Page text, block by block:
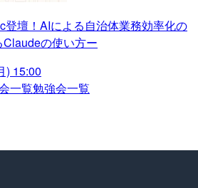
登壇！AIによる自治体業務効率化の
の使い方ー
) 15:00
一覧勉強会一覧